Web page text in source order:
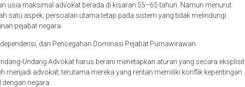
usia maksimal advokat berada di kisaran 55–65 tahun. Namun menurut
satu aspek; persoalan utama tetap pada sistem yang tidak melindungi
pejabat negara.
dan Pencegahan Dominasi Pejabat Purnawirawan
Undang Advokat harus berani menetapkan aturan yang secara eksplisit
menjadi advokat, terutama mereka yang rentan memiliki konflik kepentingan
negara.